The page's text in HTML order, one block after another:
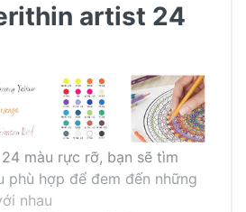
artist 24
màu rực rỡ, bạn sẽ tìm
phù hợp để đem đến những
nhau